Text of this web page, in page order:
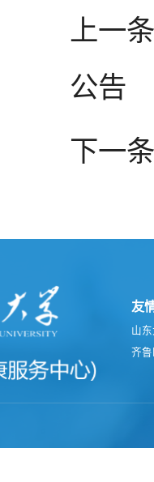
上一
公告
下一
友
山
齐